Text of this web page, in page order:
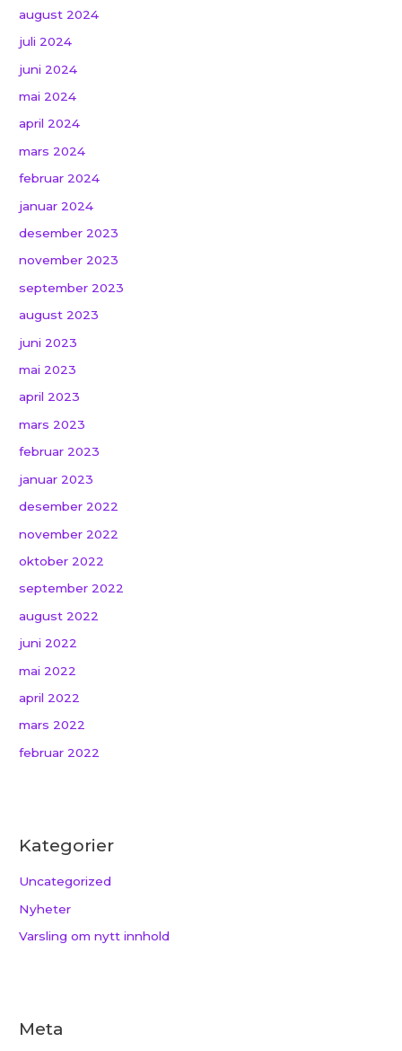
august 2024
juli 2024
juni 2024
mai 2024
april 2024
mars 2024
februar 2024
januar 2024
desember 2023
november 2023
september 2023
august 2023
juni 2023
mai 2023
april 2023
mars 2023
februar 2023
januar 2023
desember 2022
november 2022
oktober 2022
september 2022
august 2022
juni 2022
mai 2022
april 2022
mars 2022
februar 2022
Kategorier
Uncategorized
Nyheter
Varsling om nytt innhold
Meta